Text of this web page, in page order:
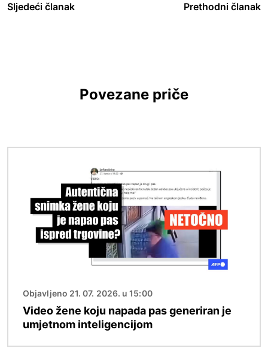
Sljedeći članak Prethodni članak
Povezane priče
Objavljeno 21. 07. 2026. u 15:00
Video žene koju napada pas generiran je
umjetnom inteligencijom